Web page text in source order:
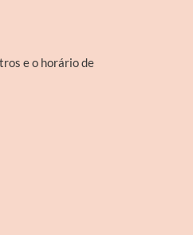
e o horário de